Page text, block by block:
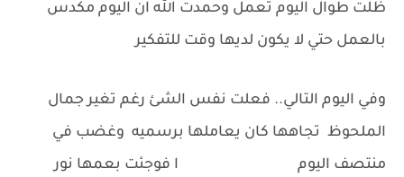
ظلت طوال اليوم تعمل وحمدت الله ان اليوم مكدس
بالعمل حتي لا يكون لديها وقت للتفكير
وفي اليوم التالي.. فعلت نفس الشئ رغم تغير جمال
الملحوظ تجاهها كان يعاملها برسميه وغضب في
منتصف اليوم ا فوجئت بعمها نور